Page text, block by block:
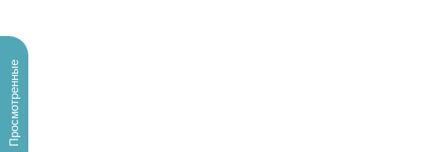
Просмотренные